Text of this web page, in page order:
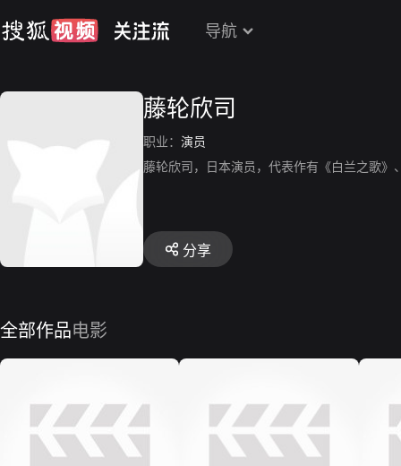
导航
藤轮欣司
职业： 演员
藤轮欣司，日本演员，代表作有《白兰之歌
分享
全部作品电影